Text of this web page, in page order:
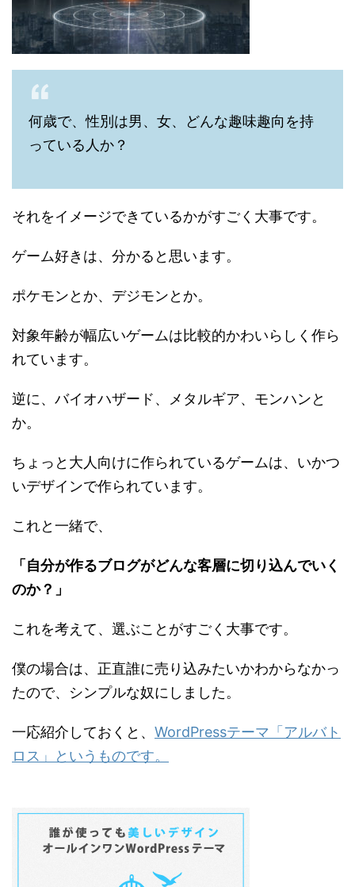
何歳で、性別は男、女、どんな趣味趣向を持
っている人か？
それをイメージできているかがすごく大事です。
ゲーム好きは、分かると思います。
ポケモンとか、デジモンとか。
対象年齢が幅広いゲームは比較的かわいらしく作ら
れています。
逆に、バイオハザード、メタルギア、モンハンと
か。
ちょっと大人向けに作られているゲームは、いかつ
いデザインで作られています。
これと一緒で、
「自分が作るブログがどんな客層に切り込んでいく
のか？」
これを考えて、選ぶことがすごく大事です。
僕の場合は、正直誰に売り込みたいかわからなかっ
たので、シンプルな奴にしました。
一応紹介しておくと、 WordPressテーマ「アルバト
ロス」というものです。